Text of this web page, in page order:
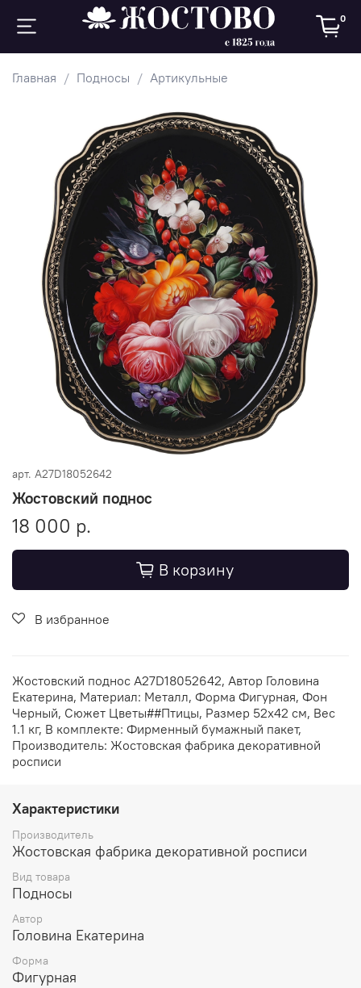
0
Главная Подносы Артикульные
арт. A27D18052642
Жостовский поднос
18 000 р.
В корзину
В избранное
Жостовский поднос A27D18052642, Автор Головина
Екатерина, Материал: Металл, Форма Фигурная, Фон
Черный, Сюжет Цветы##Птицы, Размер 52х42 см, Вес
1.1 кг, В комплекте: Фирменный бумажный пакет,
Производитель: Жостовская фабрика декоративной
росписи
Характеристики
Производитель
Жостовская фабрика декоративной росписи
Вид товара
Подносы
Автор
Головина Екатерина
Форма
Фигурная